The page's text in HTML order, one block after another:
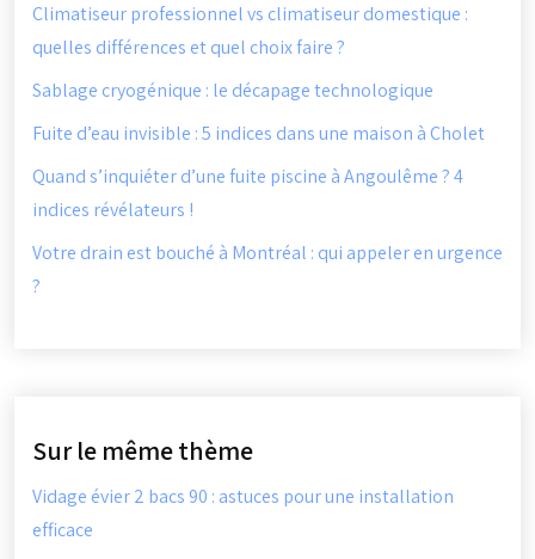
Climatiseur professionnel vs climatiseur domestique :
quelles différences et quel choix faire ?
Sablage cryogénique : le décapage technologique
Fuite d’eau invisible : 5 indices dans une maison à Cholet
Quand s’inquiéter d’une fuite piscine à Angoulême ? 4
indices révélateurs !
Votre drain est bouché à Montréal : qui appeler en urgence
?
Sur le même thème
Vidage évier 2 bacs 90 : astuces pour une installation
efficace